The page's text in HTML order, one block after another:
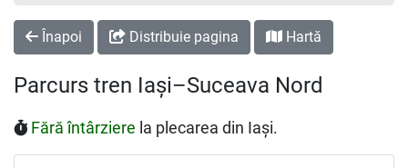
Înapoi Distribuie pagina Hartă
Parcurs tren Iași–Suceava Nord
Fără întârziere la plecarea din Iași.